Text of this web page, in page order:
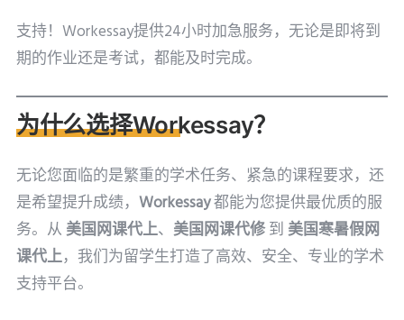
支持！Workessay提供24小时加急服务，无论是即将到
期的作业还是考试，都能及时完成。
为什么选择Workessay？
无论您面临的是繁重的学术任务、紧急的课程要求，还
是希望提升成绩， Workessay都能为您提供最优质的服
务。从美国网课代上、 美国网课代修到美国寒暑假网
课代上，我们为留学生打造了高效、安全、专业的学术
支持平台。